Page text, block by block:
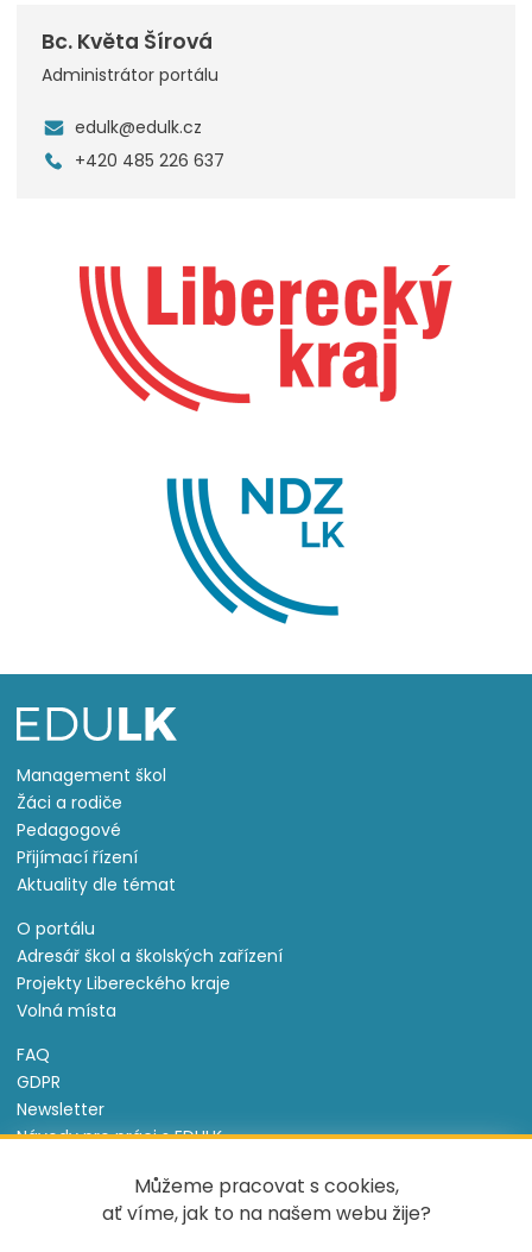
Můžeme pracovat s cookies,
ať víme, jak to na našem webu žije?
Bc. Květa Šírová
Administrátor portálu
edulk@edulk.cz
+420 485 226 637
Management škol
Žáci a rodiče
Pedagogové
Přijímací řízení
Aktuality dle témat
O portálu
Adresář škol a školských zařízení
Projekty Libereckého kraje
Volná místa
FAQ
GDPR
Newsletter
Návody pro práci s EDULK
Nastavení cookies
Informace o souborech cookie